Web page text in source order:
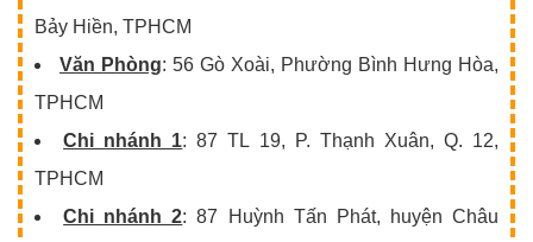
Bảy Hiền, TPHCM
Văn Phòng: 56 Gò Xoài, Phường Bình Hưng Hòa,
TPHCM
Chi nhánh 1: 87 TL 19, P. Thạnh Xuân, Q. 12,
TPHCM
Chi nhánh 2: 87 Huỳnh Tấn Phát, huyện Châu